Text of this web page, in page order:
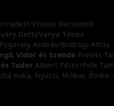
Presits Bernadett
Detti/Vanya Tímea
Fogarasy András/Bodrogi Attila
Vidor és Szende Presits
Tudor Albert Péter/Pille
Kuka, Nyuszi, Mókus, Õzike,